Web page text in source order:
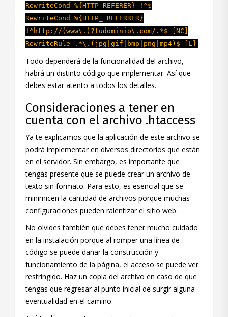
RewriteCond %{HTTP_REFERER} !^$
RewriteCond %{HTTP_ REFERRER}
!^http://(www\.)?tudominio\.com/.*$ [NC]
RewriteRule .*\.(jpg|gif|bmp|png|mp4)$ [L]
Todo dependerá de la funcionalidad del archivo,
habrá un distinto código que implementar. Así que
debes estar atento a todos los detalles.
Consideraciones a tener en
cuenta con el archivo .htaccess
Ya te explicamos que la aplicación de este archivo se
podrá implementar en diversos directorios que están
en el servidor. Sin embargo, es importante que
tengas presente que se puede crear un archivo de
texto sin formato. Para esto, es esencial que se
minimicen la cantidad de archivos porque muchas
configuraciones pueden ralentizar el sitio web.
No olvides también que debes tener mucho cuidado
en la instalación porque al romper una línea de
código se puede dañar la construcción y
funcionamiento de la página, el acceso se puede ver
restringido. Haz un copia del archivo en caso de que
tengas que regresar al punto inicial de surgir alguna
eventualidad en el camino.